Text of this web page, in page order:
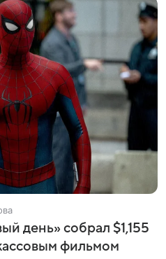
день» собрал $1,155
фильмом